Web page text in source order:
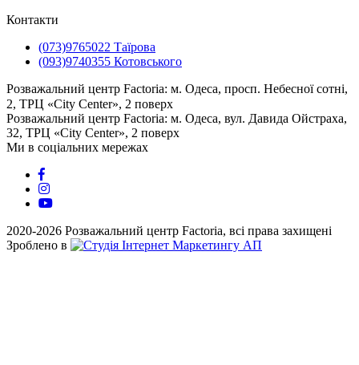
Контакти
(073)9765022 Таїрова
(093)9740355 Котовського
Розважальний центр Factoria: м. Одеса, просп. Небесної сотні,
2, ТРЦ «City Center», 2 поверх
Розважальний центр Factoria: м. Одеса, вул. Давида Ойстраха,
32, ТРЦ «City Center», 2 поверх
Ми в соціальних мережах
2020-2026 Розважальний центр Factoria, всі права захищені
Зроблено в